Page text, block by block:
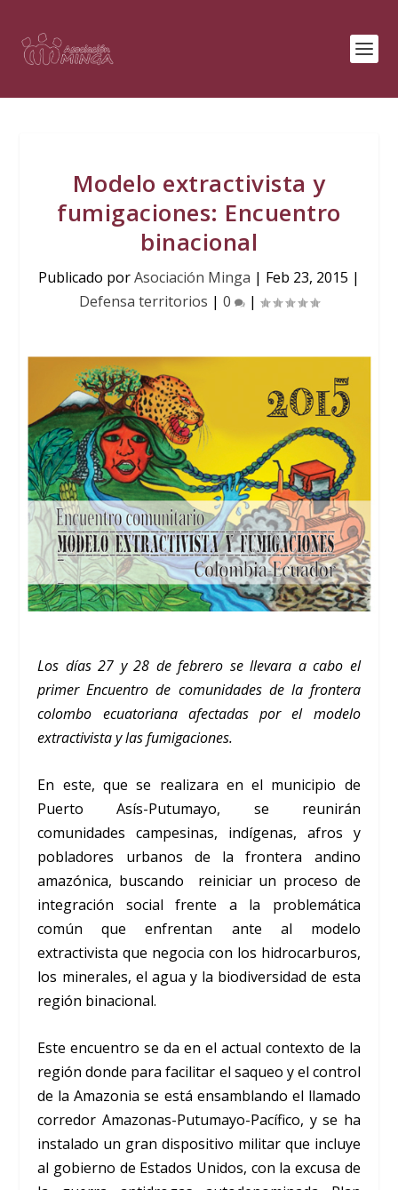
Modelo extractivista y
fumigaciones: Encuentro
binacional
Publicado porAsociación Minga | Feb 23, 2015 |
Defensa territorios | 0 |
Los días 27 y 28 de febrero se llevara a cabo el
primer Encuentro de comunidades de la frontera
colombo ecuatoriana afectadas por el modelo
extractivista y las fumigaciones.
En este, que se realizara en el municipio de
Puerto Asís-Putumayo, se reunirán
comunidades campesinas, indígenas, afros y
pobladores urbanos de la frontera andino
amazónica, buscando reiniciar un proceso de
integración social frente a la problemática
común que enfrentan ante al modelo
extractivista que negocia con los hidrocarburos,
los minerales, el agua y la biodiversidad de esta
región binacional.
Este encuentro se da en el actual contexto de la
región donde para facilitar el saqueo y el control
de la Amazonia se está ensamblando el llamado
corredor Amazonas-Putumayo-Pacífico, y se ha
instalado un gran dispositivo militar que incluye
al gobierno de Estados Unidos, con la excusa de